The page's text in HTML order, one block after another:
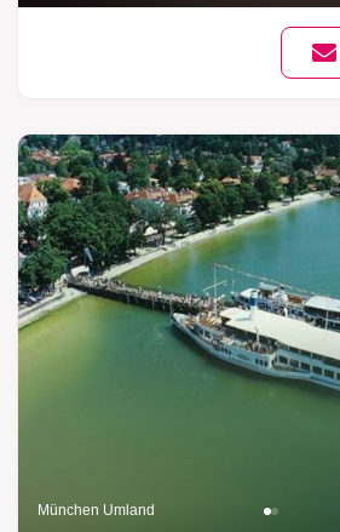
München Umland